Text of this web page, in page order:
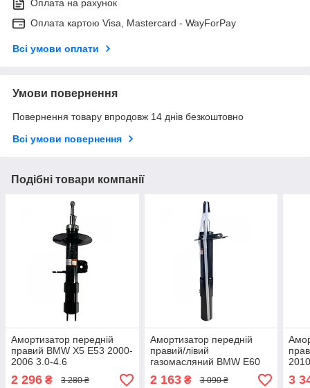
Оплата на рахунок
Оплата картою Visa, Mastercard - WayForPay
Всі умови оплати
Умови повернення
Повернення товару впродовж 14 днів безкоштовно
Всі умови повернення
Подібні товари компанії
Амортизатор передній
правий BMW X5 E53 2000-
2006 3.0-4.6
2 296 ₴ 3 280 ₴
Амортизатор передній
правий/лівий
газомасляний BMW E60
2001-2010
2 163₴ 3 090 ₴ 3